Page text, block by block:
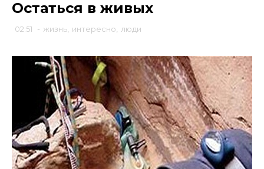
Остаться в живых
02:51 - жизнь интересно люди